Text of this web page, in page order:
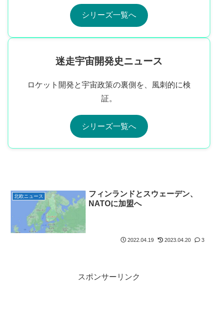
シリーズ一覧へ
迷走宇宙開発史ニュース
ロケット開発と宇宙政策の裏側を、風刺的に検
証。
シリーズ一覧へ
北欧ニュース
フィンランドとスウェーデン、
NATOに加盟へ
2022.04.19 2023.04.20 3
スポンサーリンク